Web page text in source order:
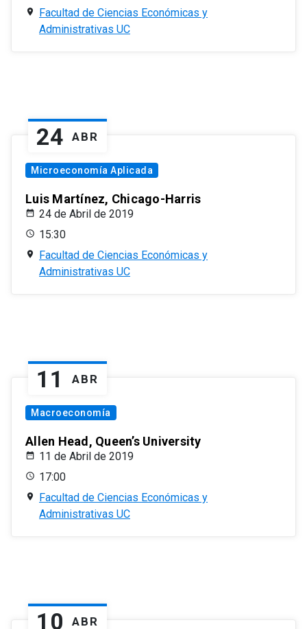
Facultad de Ciencias Económicas y
Administrativas UC
24 ABR
Microeconomía Aplicada
Luis Martínez, Chicago-Harris
24 de Abril de 2019
15:30
Facultad de Ciencias Económicas y
Administrativas UC
11 ABR
Macroeconomía
Allen Head, Queen’s University
11 de Abril de 2019
17:00
Facultad de Ciencias Económicas y
Administrativas UC
10 ABR